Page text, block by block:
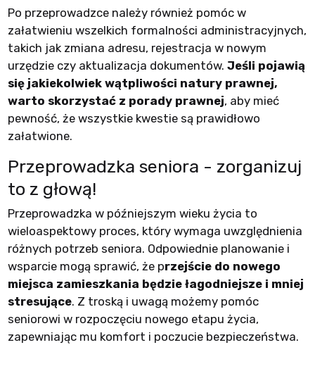
Po przeprowadzce należy również pomóc w
załatwieniu wszelkich formalności administracyjnych,
takich jak zmiana adresu, rejestracja w nowym
urzędzie czy aktualizacja dokumentów. Jeśli pojawią
się jakiekolwiek wątpliwości natury prawnej,
warto skorzystać z porady prawnej, aby mieć
pewność, że wszystkie kwestie są prawidłowo
załatwione.
Przeprowadzka seniora - zorganizuj
to z głową!
Przeprowadzka w późniejszym wieku życia to
wieloaspektowy proces, który wymaga uwzględnienia
różnych potrzeb seniora. Odpowiednie planowanie i
wsparcie mogą sprawić, że przejście do nowego
miejsca zamieszkania będzie łagodniejsze i mniej
stresujące. Z troską i uwagą możemy pomóc
seniorowi w rozpoczęciu nowego etapu życia,
zapewniając mu komfort i poczucie bezpieczeństwa.